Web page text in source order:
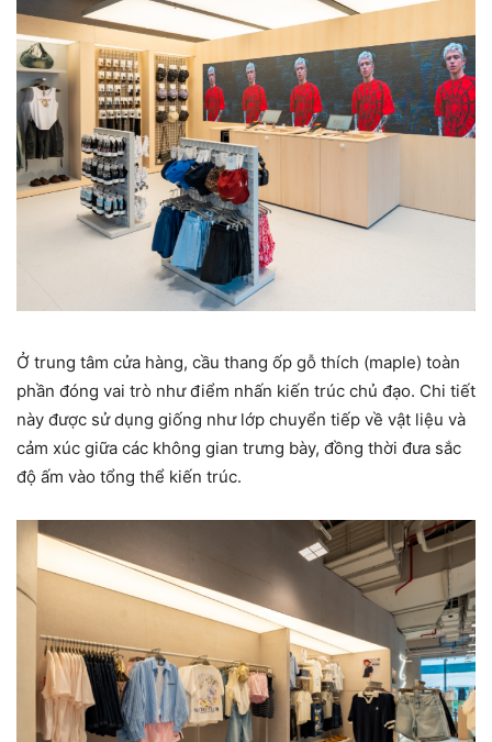
Ở trung tâm cửa hàng, cầu thang ốp gỗ thích (maple) toàn
phần đóng vai trò như điểm nhấn kiến trúc chủ đạo. Chi tiết
này được sử dụng giống như lớp chuyển tiếp về vật liệu và
cảm xúc giữa các không gian trưng bày, đồng thời đưa sắc
độ ấm vào tổng thể kiến trúc.